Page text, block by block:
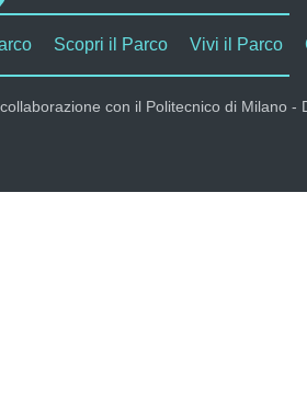
Scopri il Parco Vivi il Parco
con il Politecnico di Milano